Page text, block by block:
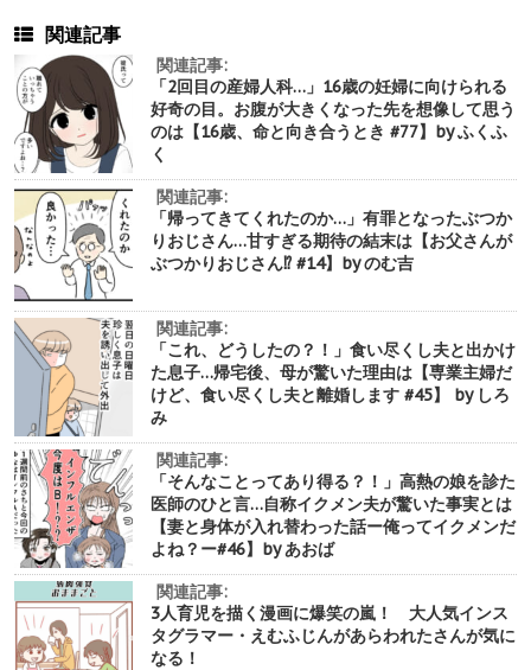
関連記事
関連記事:
「2回目の産婦人科…」16歳の妊婦に向けられる
好奇の目。お腹が大きくなった先を想像して思う
のは【16歳、命と向き合うとき #77】by ふくふ
く
関連記事:
「帰ってきてくれたのか…」有罪となったぶつか
りおじさん…甘すぎる期待の結末は【お父さんが
ぶつかりおじさん⁉︎ #14】by のむ吉
関連記事:
「これ、どうしたの？！」食い尽くし夫と出かけ
た息子…帰宅後、母が驚いた理由は【専業主婦だ
けど、食い尽くし夫と離婚します #45】 by しろ
み
関連記事:
「そんなことってあり得る？！」高熱の娘を診た
医師のひと言…自称イクメン夫が驚いた事実とは
【妻と身体が入れ替わった話ー俺ってイクメンだ
よね？ー#46】by あおば
関連記事:
3人育児を描く漫画に爆笑の嵐！ 大人気インス
タグラマー・えむふじんがあらわれたさんが気に
なる！